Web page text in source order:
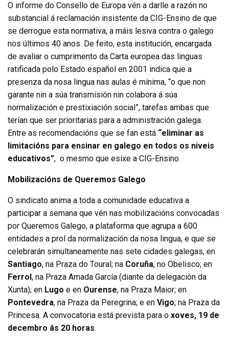
O informe do Consello de Europa vén a darlle a razón no
substancial á reclamación insistente da CIG-Ensino de que
se derrogue esta normativa, a máis lesiva contra o galego
nos últimos 40 anos. De feito, esta institución, encargada
de avaliar o cumprimento da Carta europea das linguas
ratificada polo Estado español en 2001 indica que a
presenza da nosa lingua nas aulas é mínima, “o que non
garante nin a súa transmisión nin colabora á súa
normalización e prestixiación social”, tarefas ambas que
terían que ser prioritarias para a administración galega.
Entre as recomendacións que se fan está “eliminar as
limitacións para ensinar en galego en todos os niveis
educativos”, o mesmo que esixe a CIG-Ensino.
Mobilizacións de Queremos Galego
O sindicato anima a toda a comunidade educativa a
participar a semana que vén nas mobilizacións convocadas
por Queremos Galego, a plataforma que agrupa a 600
entidades a prol da normalización da nosa lingua, e que se
celebrarán simultaneamente nas sete cidades galegas, en
Santiago, na Praza do Toural; na Coruña, no Obelisco; en
Ferrol , na Praza Amada García (diante da delegación da
Xunta); en Lugo e en Ourense, na Praza Maior; en
Pontevedra, na Praza da Peregrina; e en Vigo; na Praza da
Princesa. A convocatoria está prevista para o xoves, 19 de
decembro ás 20 horas.